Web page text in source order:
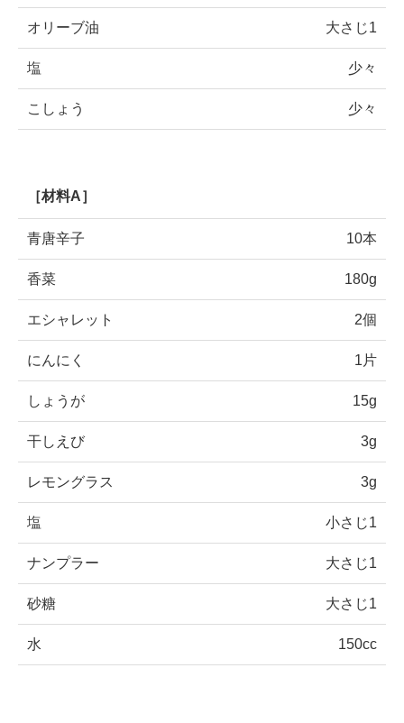
オリーブ油 大さじ1
塩 少々
こしょう 少々
［材料A］
青唐辛子 10本
香菜 180g
エシャレット 2個
にんにく 1片
しょうが 15g
干しえび 3g
レモングラス 3g
塩 小さじ1
ナンプラー 大さじ1
砂糖 大さじ1
水 150cc